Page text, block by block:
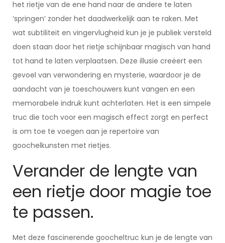
het rietje van de ene hand naar de andere te laten
‘springen’ zonder het daadwerkelijk aan te raken. Met
wat subtiliteit en vingervlugheid kun je je publiek versteld
doen staan door het rietje schijnbaar magisch van hand
tot hand te laten verplaatsen. Deze illusie creëert een
gevoel van verwondering en mysterie, waardoor je de
aandacht van je toeschouwers kunt vangen en een
memorabele indruk kunt achterlaten. Het is een simpele
truc die toch voor een magisch effect zorgt en perfect
is om toe te voegen aan je repertoire van
goochelkunsten met rietjes.
Verander de lengte van
een rietje door magie toe
te passen.
Met deze fascinerende goocheltruc kun je de lengte van